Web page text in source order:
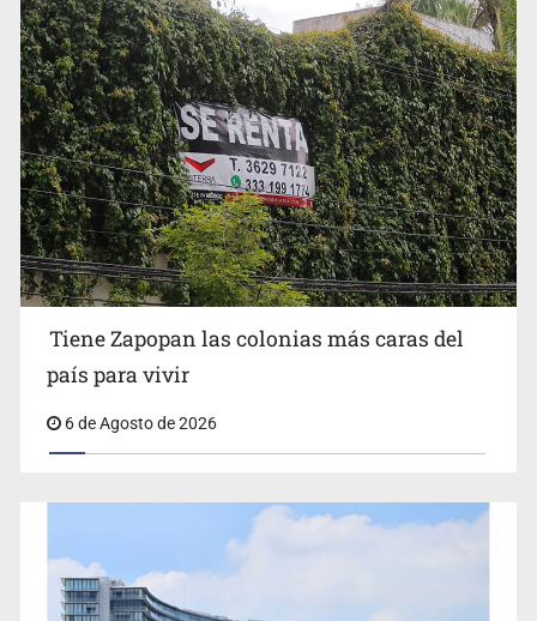
Impulsan jornada informativa sobre epilepsia en Six
Flags
Tiene Zapopan las colonias más caras del
país para vivir
6 de Agosto de 2026